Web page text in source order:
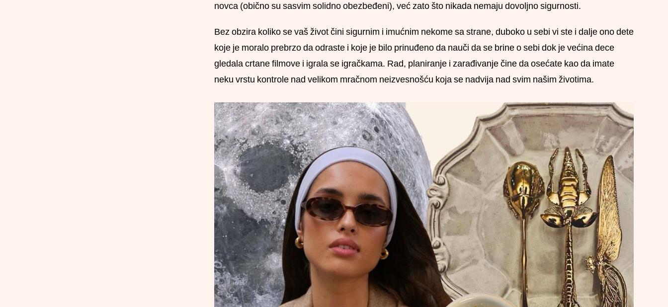
novca (obično su sasvim solidno obezbeđeni), već zato što nikada nemaju dovoljno sigurnosti.
Bez obzira koliko se vaš život čini sigurnim i imućnim nekome sa strane, duboko u sebi vi ste i dalje ono dete
koje je moralo prebrzo da odraste i koje je bilo prinuđeno da nauči da se brine o sebi dok je većina dece
gledala crtane filmove i igrala se igračkama. Rad, planiranje i zarađivanje čine da osećate kao da imate
neku vrstu kontrole nad velikom mračnom neizvesnošću koja se nadvija nad svim našim životima.